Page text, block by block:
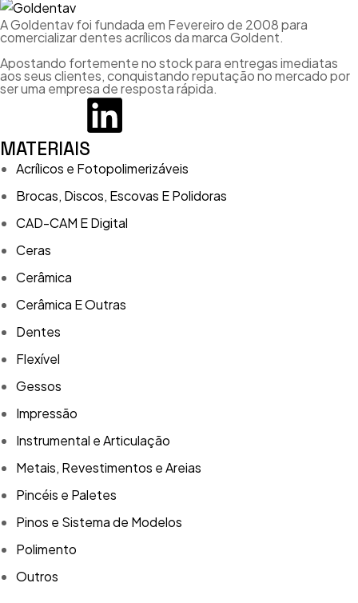
A Goldentav foi fundada em Fevereiro de 2008 para
comercializar dentes acrílicos da marca Goldent.
Apostando fortemente no stock para entregas imediatas
aos seus clientes, conquistando reputação no mercado por
ser uma empresa de resposta rápida.
MATERIAIS
Acrílicos e Fotopolimerizáveis
Brocas, Discos, Escovas E Polidoras
CAD-CAM E Digital
Ceras
Cerâmica
Cerâmica E Outras
Dentes
Flexível
Gessos
Impressão
Instrumental e Articulação
Metais, Revestimentos e Areias
Pincéis e Paletes
Pinos e Sistema de Modelos
Polimento
Outros